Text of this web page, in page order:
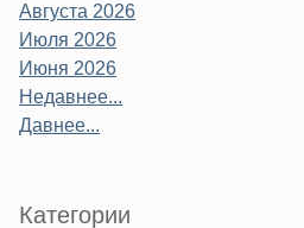
Августа 2026
Июля 2026
Июня 2026
Недавнее...
Давнее...
Категории